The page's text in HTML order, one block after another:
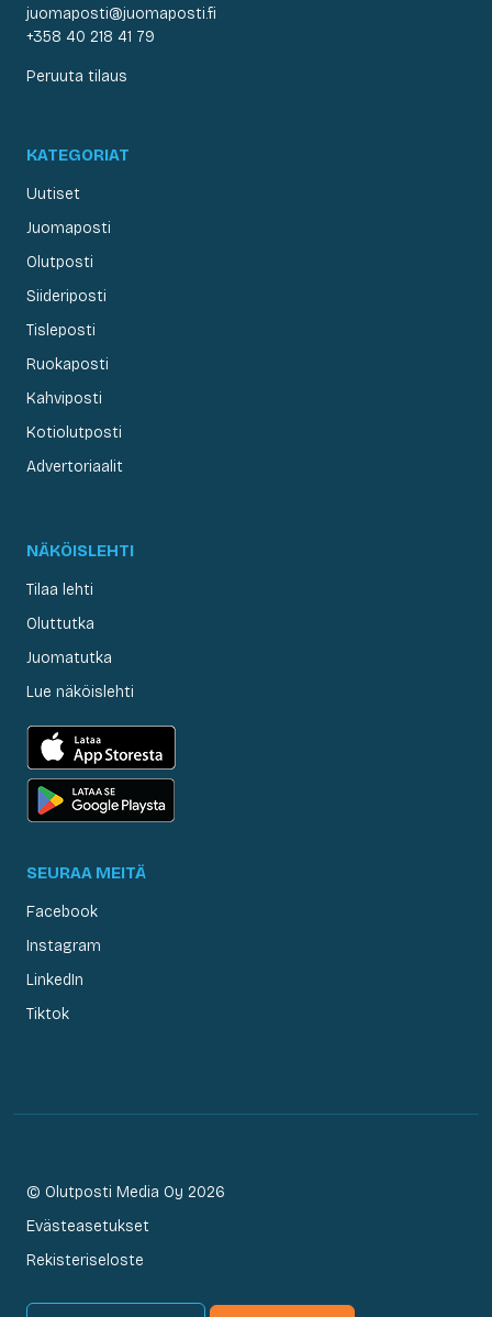
juomaposti@juomaposti.fi
+358 40 218 41 79
Peruuta tilaus
KATEGORIAT
Uutiset
Juomaposti
Olutposti
Siideriposti
Tisleposti
Ruokaposti
Kahviposti
Kotiolutposti
Advertoriaalit
NÄKÖISLEHTI
Tilaa lehti
Oluttutka
Juomatutka
Lue näköislehti
SEURAA MEITÄ
Facebook
Instagram
LinkedIn
Tiktok
© Olutposti Media Oy 2026
Evästeasetukset
Rekisteriseloste